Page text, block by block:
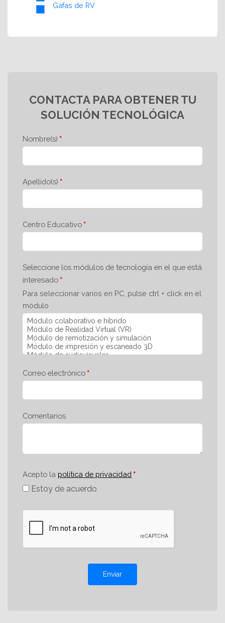
Gafas de RV
CONTACTA PARA OBTENER TU
SOLUCIÓN TECNOLÓGICA
Nombre(s)
Apellido(s)
Centro Educativo
Seleccione los módulos de tecnología en el que está
interesado
Para seleccionar varios en PC, pulse ctrl + click en el
módulo
Correo electrónico
Comentarios
Acepto la política de privacidad
Estoy de acuerdo
Enviar